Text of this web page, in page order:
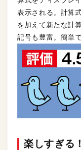
表示される。計算
を加えて新たな計
記号も豊富。簡単
楽しすぎる